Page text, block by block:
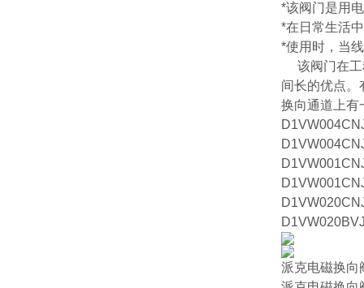
*该阀门是用
*在日常生活
*使用时，当
该阀门在工
间长的优点。
换向通道上有
派克电磁换向